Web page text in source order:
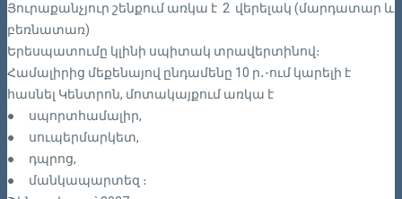
Յուրաքանչյուր շենքում առկա է 2 վերելակ (մարդատար և
բեռնատառ)
Երեսպատումը կլինի սպիտակ տրավերտինով։
Համալիրից մեքենայով ընդամենը 10 ր․-ում կարելի է
հասնել Կենտրոն, մոտակայքում առկա է
●
սպորտհամալիր,
●
սուպերմարկետ,
●
դպրոց,
●
մանկապարտեզ ։